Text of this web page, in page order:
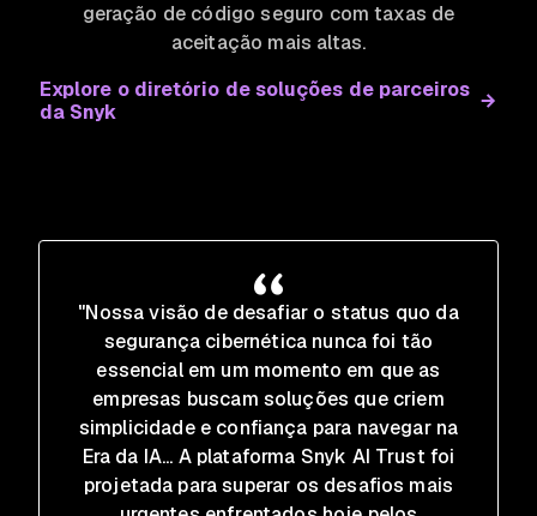
geração de código seguro com taxas de
aceitação mais altas.
Explore o diretório de soluções de parceiros
da Snyk
"Nossa visão de desafiar o status quo da
segurança cibernética nunca foi tão
essencial em um momento em que as
empresas buscam soluções que criem
simplicidade e confiança para navegar na
Era da IA... A plataforma Snyk AI Trust foi
projetada para superar os desafios mais